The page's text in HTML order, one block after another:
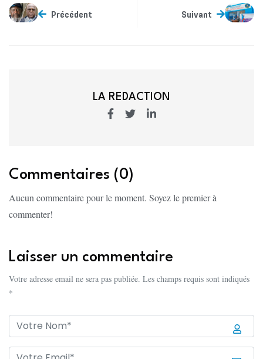
Précédent Suivant
LA REDACTION
Commentaires (0)
Aucun commentaire pour le moment. Soyez le premier à
commenter!
Laisser un commentaire
Votre adresse email ne sera pas publiée. Les champs requis sont indiqués
*